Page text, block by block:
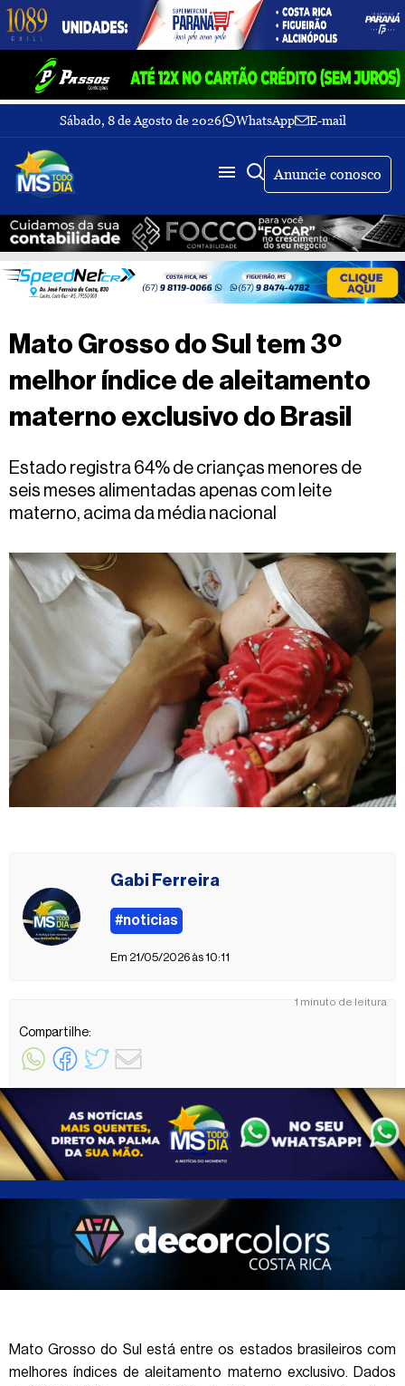
Sábado, 8 de Agosto de 2026 WhatsApp E-mail
Fechar Menu
Últimas
notícias
Galeria
de
fotos
Sobre
Nós
TV
MS
dia
Fale
Anuncie conosco
Buscar
1 minuto de leitura
Mato Grosso do Sul tem 3º
melhor índice de aleitamento
materno exclusivo do Brasil
Estado registra 64% de crianças menores de
seis meses alimentadas apenas com leite
materno, acima da média nacional
Gabi Ferreira
#noticias
Em 21/05/2026 às 10:11
Compartilhe:
Mato Grosso do Sul está entre os estados brasileiros com
melhores índices de aleitamento materno exclusivo. Dados